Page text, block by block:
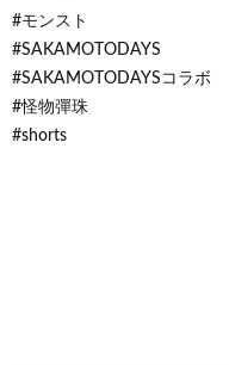
#モンスト
#SAKAMOTODAYS
#SAKAMOTODAYSコラボ
#怪物彈珠
#shorts